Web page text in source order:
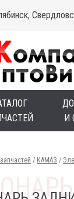
И
/ КАМАЗ /